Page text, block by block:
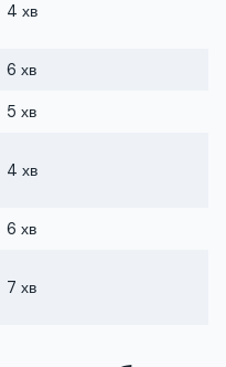
4 хв
6 хв
5 хв
4 хв
6 хв
7 хв